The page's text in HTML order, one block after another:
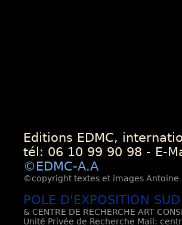
Editions EDMC,
tél: 06 10 99 90 98 - E-
©EDMC-A.A
©copyright textes et images Antoine
POLE D'EXPOSITION
& CENTRE DE RECHERCHE ART
Unité Privée de Recherche Mail: